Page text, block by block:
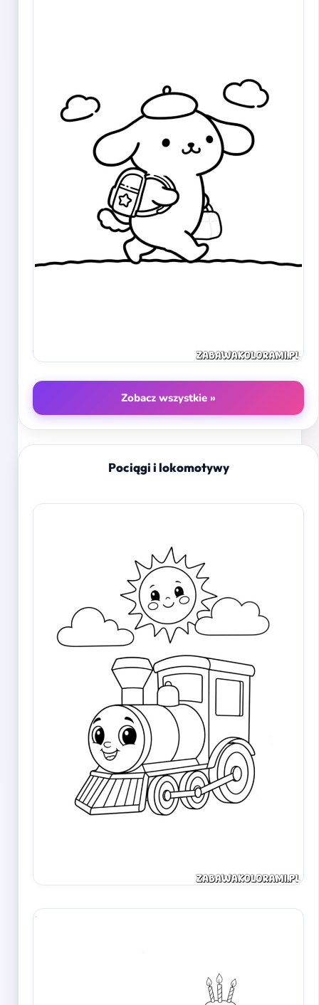
Zobacz wszystkie »
Pociągi i lokomotywy